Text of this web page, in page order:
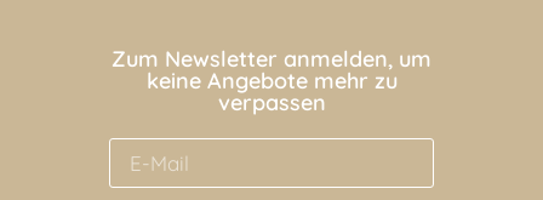
Zum Newsletter anmelden, um
keine Angebote mehr zu
verpassen